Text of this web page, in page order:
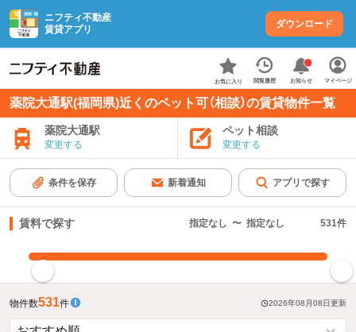
ニフティ不動産
賃貸アプリ
ダウンロード
お気に入り 閲覧履歴 お知らせ マイページ
薬院大通駅(福岡県)近くのペット可（相談）の賃貸物件一覧
薬院大通駅
変更する
ペット相談
変更する
条件を保存 新着通知 アプリで探す
賃料で探す 指定なし 〜 指定なし 531件
物件数531件 2026年08月08日更新